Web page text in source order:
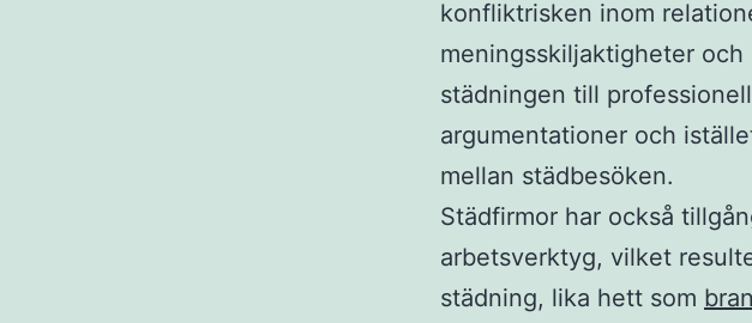
konfliktrisken inom
meningsskiljaktigheter
städningen till
argumentationer och
mellan städbesöken.
Städfirmor har också
arbetsverktyg, vilket
städning, lika hett som